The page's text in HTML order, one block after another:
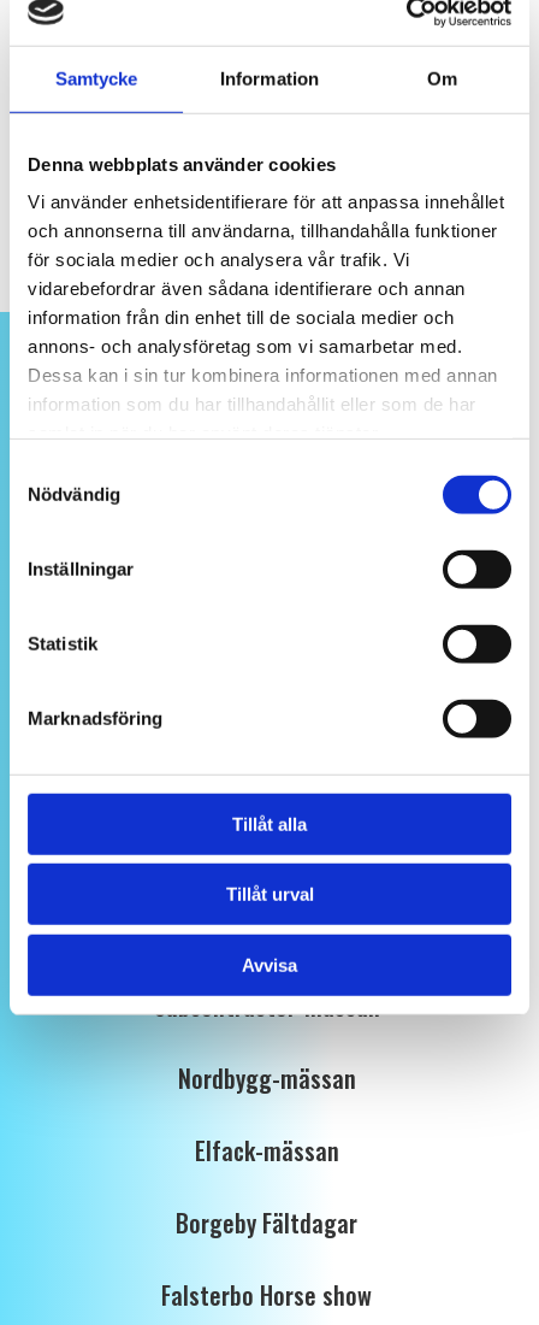
Samtycke Information Om
Denna webbplats använder cookies
Vi använder enhetsidentifierare för att anpassa innehållet
och annonserna till användarna, tillhandahålla funktioner
för sociala medier och analysera vår trafik. Vi
vidarebefordrar även sådana identifierare och annan
information från din enhet till de sociala medier och
annons- och analysföretag som vi samarbetar med.
Dessa kan i sin tur kombinera informationen med annan
information som du har tillhandahållit eller som de har
Nödvändig
Inställningar
Statistik
Marknadsföring
Tillåt alla
Tillåt urval
Avvisa
VI HAR LEVERERAT SKÄRMAR
E-car-mässan
El-mässan
UF-mässor
Subcontractor-mässan
Nordbygg-mässan
Elfack-mässan
Borgeby Fältdagar
Falsterbo Horse show